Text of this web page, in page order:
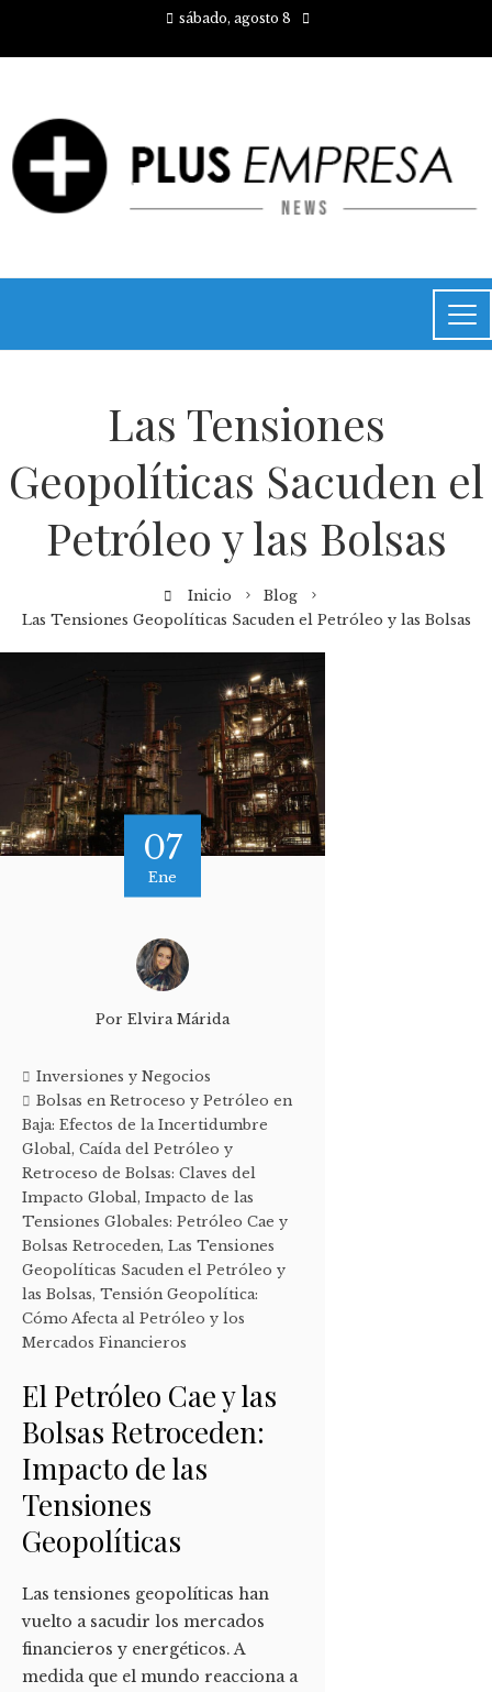
sábado, agosto 8
Las Tensiones
Geopolíticas Sacuden el
Petróleo y las Bolsas
Inicio
Blog
Las Tensiones Geopolíticas Sacuden el Petróleo y las Bolsas
07
Ene
Por Elvira Márida
Inversiones y Negocios
Bolsas en Retroceso y Petróleo en
Baja: Efectos de la Incertidumbre
Global , Caída del Petróleo y
Retroceso de Bolsas: Claves del
Impacto Global , Impacto de las
Tensiones Globales: Petróleo Cae y
Bolsas Retroceden, Las Tensiones
Geopolíticas Sacuden el Petróleo y
las Bolsas, Tensión Geopolítica:
Cómo Afecta al Petróleo y los
Mercados Financieros
El Petróleo Cae y las
Bolsas Retroceden:
Impacto de las
Tensiones
Geopolíticas
Las tensiones geopolíticas han
vuelto a sacudir los mercados
financieros y energéticos. A
medida que el mundo reacciona a